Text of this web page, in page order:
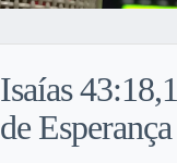
Isaías
de